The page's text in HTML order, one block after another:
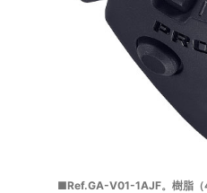
■Ref.GA-V01-1AJF。樹脂